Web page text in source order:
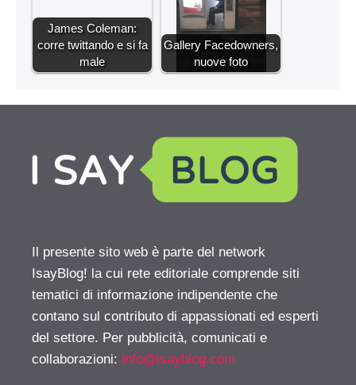
James Coleman:
corre twittando e si fa
male
Gallery Facedowners,
nuove foto
Il presente sito web è parte del network
IsayBlog! la cui rete editoriale comprende siti
tematici di informazione indipendente che
contano sul contributo di appassionati ed esperti
del settore. Per pubblicità, comunicati e
collaborazioni: info@isayblog.com